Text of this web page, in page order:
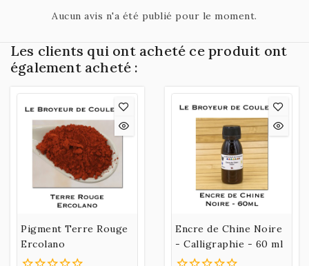
Aucun avis n'a été publié pour le moment.
Les clients qui ont acheté ce produit ont
également acheté :
Pigment Terre Rouge
Ercolano
Encre de Chine Noire
- Calligraphie - 60 ml